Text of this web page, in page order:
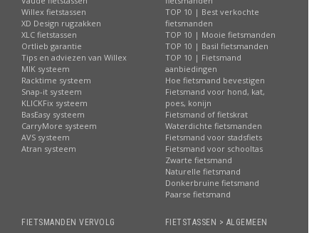
Willex fietstassen
XD Design rugzakken
XLC fietstassen
Ortlieb garantie
Tips en adviezen van Willex
MIK systeem
Racktime systeem
Snap-it systeem
KLICKFix systeem
BasEasy systeem
CarryMore systeem
AVS systeem
Atran systeem
TOP 10 | Best verkochte
fietsmanden
TOP 10 | Mooie fietsmanden
TOP 10 | Basil fietsmanden
TOP 10 | Fietsmand
aanbiedingen
Hoe fietsmand bevestigen
Fietsmand voor hond, kat,
poes, konijn
Fietsmand of fietskrat
Waterdichte fietsmanden
Fietsmand voor stadsfiets
Fietsmand voor schooltas
Zwarte fietsmand
Naturelle fietsmand
Donkerbruine fietsmand
Paarse fietsmand
FIETSMANDEN VERVOLG FIETSTASSEN > ALGEMEEN